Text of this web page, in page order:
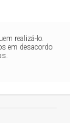
realizá-lo.
em desacordo